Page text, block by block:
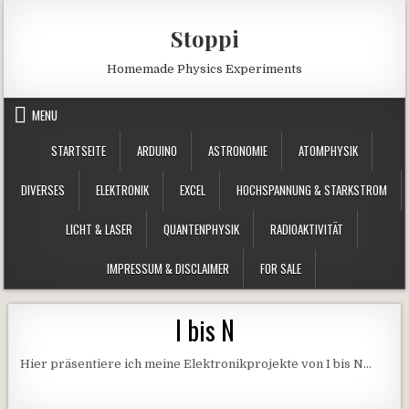
Stoppi
Homemade Physics Experiments
MENU
STARTSEITE
ARDUINO ASTRONOMIE ATOMPHYSIK
DIVERSES ELEKTRONIK EXCEL HOCHSPANNUNG & STARKSTROM
LICHT & LASER QUANTENPHYSIK RADIOAKTIVITÄT
IMPRESSUM & DISCLAIMER FOR SALE
I bis N
Hier präsentiere ich meine Elektronikprojekte von I bis N…